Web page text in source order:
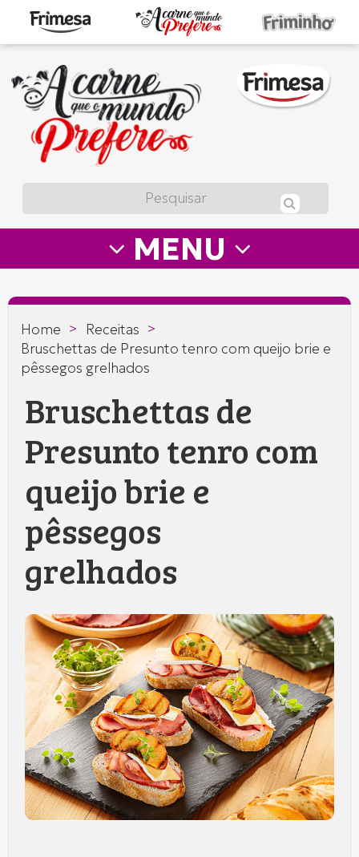
A
carne
que
prefere
—
Frimesa
MENU
Home > Receitas >
Bruschettas de Presunto tenro com queijo brie e
pêssegos grelhados
Bruschettas de
Presunto tenro com
queijo brie e
pêssegos
grelhados